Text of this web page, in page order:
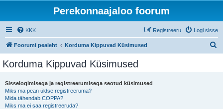
Perekonnaajaloo foorum
KKK Logi sisse
Registreeru
Foorumi pealeht Korduma Kippuvad Küsimused
Korduma Kippuvad Küsimused
Sisselogimisega ja registreerumisega seotud küsimused
Miks ma pean üldse registreeruma?
Mida tähendab COPPA?
Miks ma ei saa registreeruda?